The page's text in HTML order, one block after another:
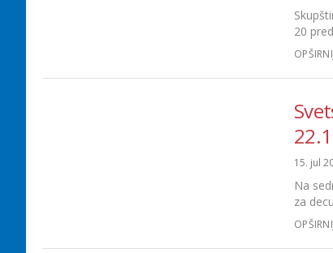
20
15. jul
Na
za